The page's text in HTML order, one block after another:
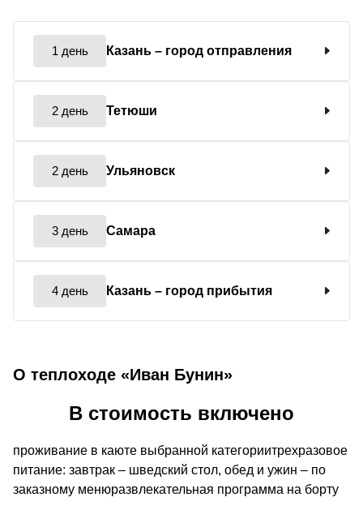
1 день Казань – город отправления
2 день Тетюши
2 день Ульяновск
3 день Самара
4 день Казань – город прибытия
О теплоходе «Иван Бунин»
В стоимость включено
проживание в каюте выбранной категориитрехразовое
питание: завтрак – шведский стол, обед и ужин – по
заказному менюразвлекательная программа на борту